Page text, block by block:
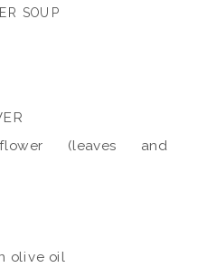
SOUP
(leaves and
olive oil